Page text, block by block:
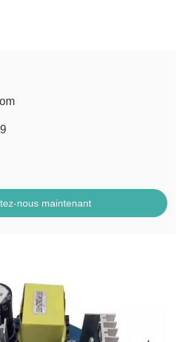
nous maintenant